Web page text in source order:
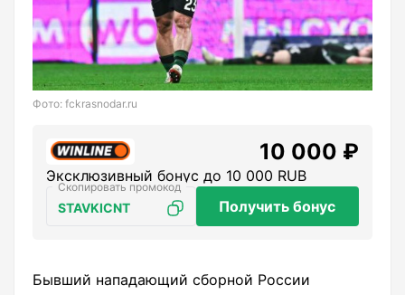
Фото: fckrasnodar.ru
10 000 ₽
Эксклюзивный бонус до 10 000 RUB
STAVKICNT Получить бонус
Бывший нападающий сборной России